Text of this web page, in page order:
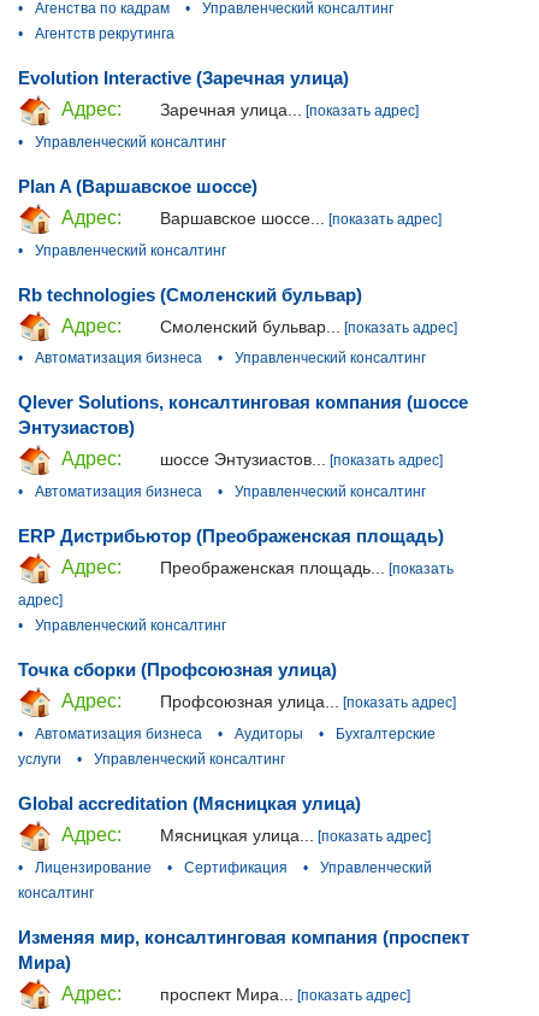
• Агенства по кадрам •
Управленческий консалтинг
•
Агентств рекрутинга
Evolution Interactive (Заречная улица)
Адрес:
Заречная улица...
[показать адрес]
•
Управленческий консалтинг
Plan A (Варшавское шоссе)
Адрес:
Варшавское шоссе...
[показать адрес]
•
Управленческий консалтинг
Rb technologies (Смоленский бульвар)
Адрес:
Смоленский бульвар...
[показать адрес]
•
Автоматизация бизнеса • Управленческий консалтинг
Qlever Solutions, консалтинговая компания (шоссе
Энтузиастов)
Адрес:
шоссе Энтузиастов... [показать адрес]
•
Автоматизация бизнеса • Управленческий консалтинг
ERP Дистрибьютор (Преображенская площадь)
Адрес:
Преображенская площадь... [показать
адрес]
•
Управленческий консалтинг
Точка сборки (Профсоюзная улица)
Адрес:
Профсоюзная улица...
[показать адрес]
•
Автоматизация бизнеса • Аудиторы •
Бухгалтерские
услуги
• Управленческий консалтинг
Global accreditation (Мясницкая улица)
Адрес:
Мясницкая улица...
[показать адрес]
•
Лицензирование • Сертификация •
Управленческий
консалтинг
Изменяя мир, консалтинговая компания (проспект
Мира)
Адрес:
проспект Мира...
[показать адрес]